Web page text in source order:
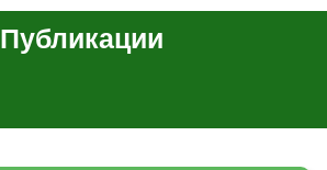
Публикации